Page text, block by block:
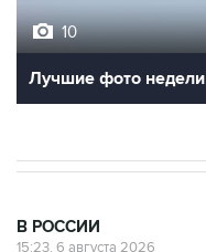
10
Лучшие фото недели
В РОССИИ
15:23, 6 августа 2026